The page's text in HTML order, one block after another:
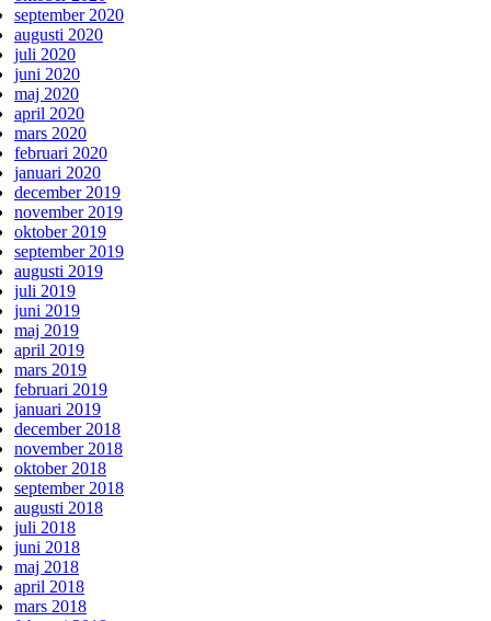
september 2020
augusti 2020
juli 2020
juni 2020
maj 2020
april 2020
mars 2020
februari 2020
januari 2020
december 2019
november 2019
oktober 2019
september 2019
augusti 2019
juli 2019
juni 2019
maj 2019
april 2019
mars 2019
februari 2019
januari 2019
december 2018
november 2018
oktober 2018
september 2018
augusti 2018
juli 2018
juni 2018
maj 2018
april 2018
mars 2018